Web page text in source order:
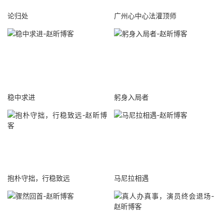
论归处 广州心中心法灌顶师
稳中求进 躬身入局者
抱朴守拙，行稳致远 马尼拉相遇